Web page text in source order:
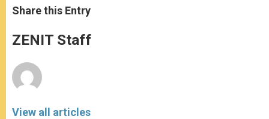
t
s
p
p
s
e
g
e
e
b
o
k
Share this Entry
ZENIT Staff
View all articles